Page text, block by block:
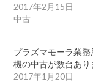
2017年2月15日
中古
プラズマモーラ業務
機の中古が数台あり
2017年1月20日